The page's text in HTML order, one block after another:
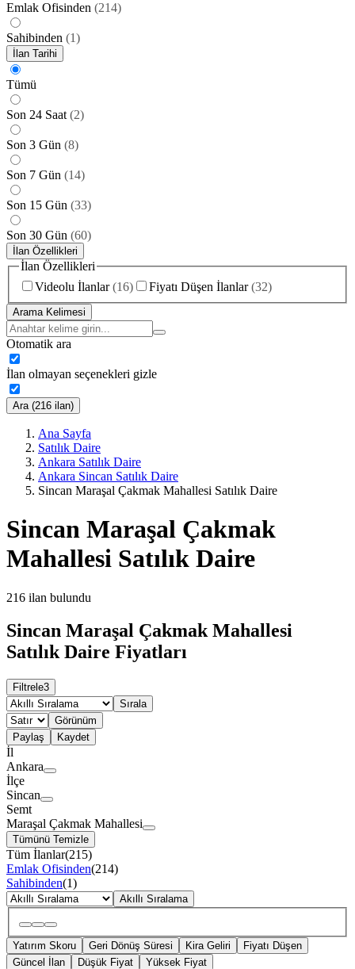
Emlak Ofisinden (214)
Sahibinden (1)
İlan Tarihi
Tümü
Son 24 Saat (2)
Son 3 Gün (8)
Son 7 Gün (14)
Son 15 Gün (33)
Son 30 Gün (60)
İlan Özellikleri
İlan Özellikleri
Videolu İlanlar (16) Fiyatı Düşen İlanlar (32)
Arama Kelimesi
Otomatik ara
İlan olmayan seçenekleri gizle
Ara (216 ilan)
Ana Sayfa
Satılık Daire
Ankara Satılık Daire
Ankara Sincan Satılık Daire
Sincan Maraşal Çakmak Mahallesi Satılık Daire
Sincan Maraşal Çakmak
Mahallesi Satılık Daire
216 ilan bulundu
Sincan Maraşal Çakmak Mahallesi
Satılık Daire Fiyatları
Filtrele3
Sırala
Görünüm
Paylaş
Kaydet
İl
Ankara
İlçe
Sincan
Semt
Maraşal Çakmak Mahallesi
Tümünü Temizle
Tüm İlanlar(215)
Emlak Ofisinden(214)
Sahibinden(1)
Akıllı Sıralama
Yatırım Skoru Geri Dönüş Süresi Kira Geliri
Fiyatı Düşen
Güncel İlan
Düşük Fiyat Yüksek Fiyat